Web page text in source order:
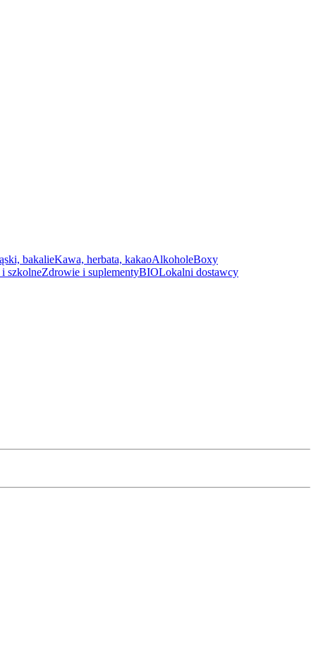
bakalieKawa, herbata, kakaoAlkoholeBoxy
szkolneZdrowie i suplementyBIOLokalni dostawcy